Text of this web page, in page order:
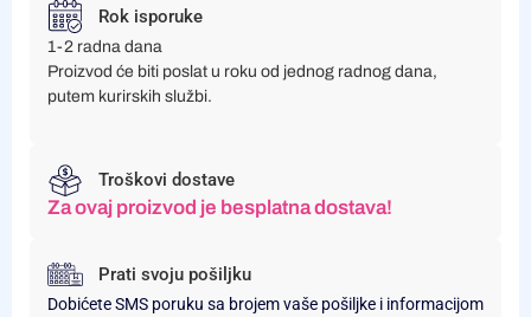
Rok isporuke
1-2 radna dana
Proizvod će biti poslat u roku od jednog radnog dana,
putem kurirskih službi.
Troškovi dostave
Za ovaj proizvod je besplatna dostava!
Prati svoju pošiljku
Dobićete SMS poruku sa brojem vaše pošiljke i informacijom